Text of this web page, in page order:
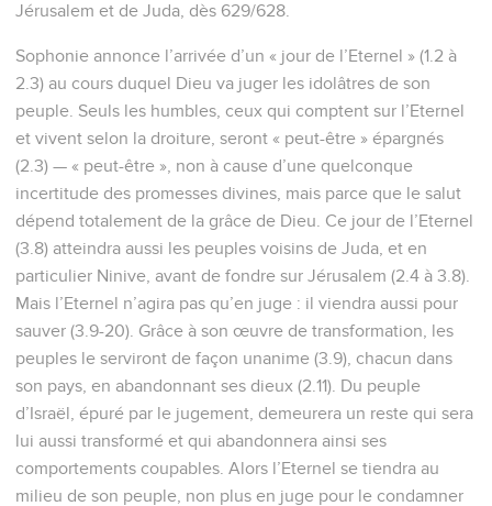
Jérusalem et de Juda, dès 629/628.
Sophonie annonce l’arrivée d’un « jour de l’Eternel » (1.2 à
2.3) au cours duquel Dieu va juger les idolâtres de son
peuple. Seuls les humbles, ceux qui comptent sur l’Eternel
et vivent selon la droiture, seront « peut-être » épargnés
(2.3) — « peut-être », non à cause d’une quelconque
incertitude des promesses divines, mais parce que le salut
dépend totalement de la grâce de Dieu. Ce jour de l’Eternel
(3.8) atteindra aussi les peuples voisins de Juda, et en
particulier Ninive, avant de fondre sur Jérusalem (2.4 à 3.8).
Mais l’Eternel n’agira pas qu’en juge : il viendra aussi pour
sauver (3.9-20). Grâce à son œuvre de transformation, les
peuples le serviront de façon unanime (3.9), chacun dans
son pays, en abandonnant ses dieux (2.11). Du peuple
d’Israël, épuré par le jugement, demeurera un reste qui sera
lui aussi transformé et qui abandonnera ainsi ses
comportements coupables. Alors l’Eternel se tiendra au
milieu de son peuple, non plus en juge pour le condamner